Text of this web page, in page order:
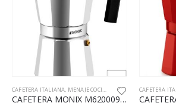
CAFETERA ITALIANA, MENAJE COCINA PEQUEÑO APARATO
CAFETERA MONIX M620009 9TZ VITRO-EXPRES
CAFETERA